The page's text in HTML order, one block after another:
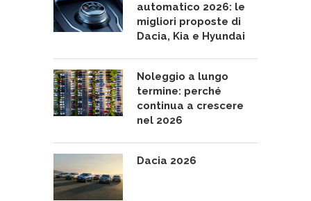
automatico 2026: le
migliori proposte di
Dacia, Kia e Hyundai
Noleggio a lungo
termine: perché
continua a crescere
nel 2026
Dacia 2026